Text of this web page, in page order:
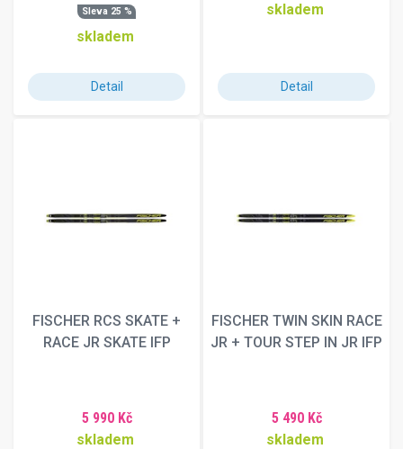
128-140
156W cm
52
85-110 cm
90
L-Long
M-Long
Sleva 25 %
skladem
Detail
skladem
Detail
FISCHER RCS SKATE +
RACE JR SKATE IFP
5 990 Kč
skladem
FISCHER TWIN SKIN RACE
JR + TOUR STEP IN JR IFP
5 490 Kč
skladem